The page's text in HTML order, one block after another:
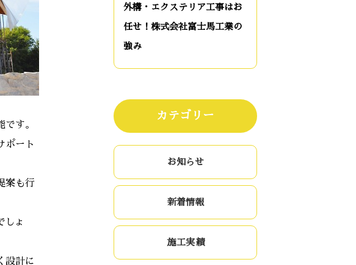
す。
ポート
案も行
しょ
設計に
外構・エクステリア工事はお
任せ！株式会社富士馬工業の
強み
カテゴリー
お知らせ
新着情報
施工実績